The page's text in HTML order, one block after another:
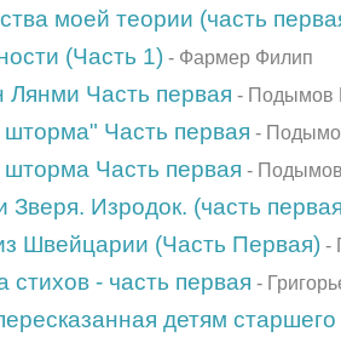
моей теории (часть
(Часть 1) - Фармер Филип
Лянми Часть первая - Подымов
Часть первая -
Часть первая -
Зверя. Изродок. (часть
Швейцарии (Часть Первая) -
стихов - часть первая -
детям